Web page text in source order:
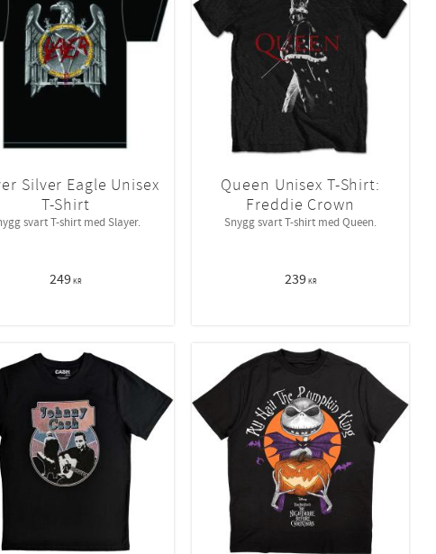
Silver Eagle Unisex
T-Shirt
svart T-shirt med Slayer.
249KR
Queen Unisex T-Shirt:
Freddie Crown
Snygg svart T-shirt med Queen.
239KR